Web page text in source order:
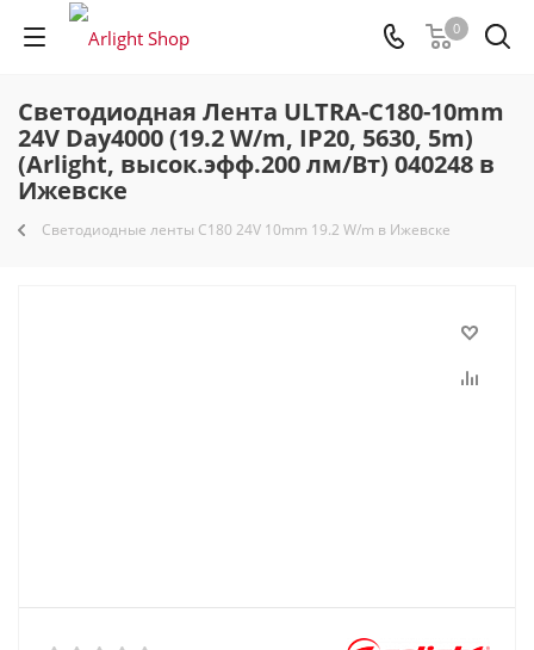
0
Светодиодная Лента ULTRA-C180-10mm
24V Day4000 (19.2 W/m, IP20, 5630, 5m)
(Arlight, высок.эфф.200 лм/Вт) 040248 в
Ижевске
Светодиодные ленты C180 24V 10mm 19.2 W/m в Ижевске